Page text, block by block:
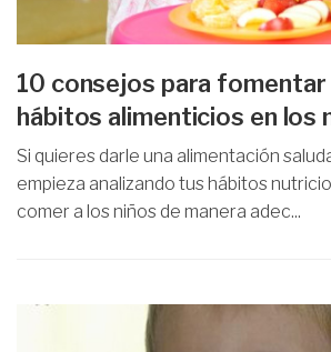
10 consejos para fomentar
hábitos alimenticios en los
Si quieres darle una alimentación
empieza analizando tus hábitos
comer a los niños de manera adec...